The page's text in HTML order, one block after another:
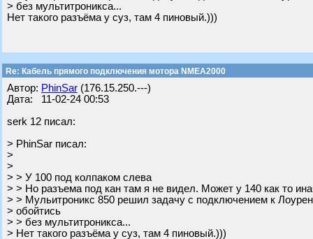
> без мультитроникса...
Нет такого разъёма у суз, там 4 пиновый.)))
Re: Кабель прямого подключения мотора NMEA2000
Автор: PhinSar (176.15.250.---)
Дата: 11-02-24 00:53
serk 12 писал:
> PhinSar писал:
>
>
> > У 100 под колпаком слева
> > Но разъема под кан там я не видел. Может у 140 как то
> > Мульитроникс 850 решил задачу с подключением к
> обойтись
> > без мультитроникса...
> Нет такого разъёма у суз, там 4 пиновый.)))